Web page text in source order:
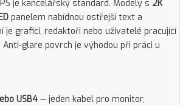
je kancelářský standard. Modely s 2K
panelem nabídnou ostřejší text a
je grafici, redaktoři nebo uživatelé pracující
glare povrch je výhodou při práci u
USB4 — jeden kabel pro monitor,